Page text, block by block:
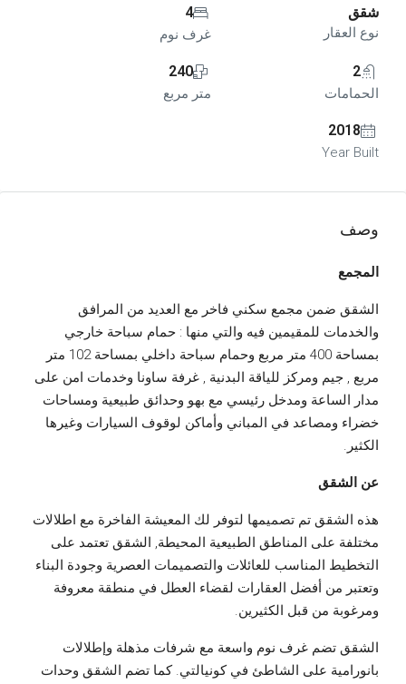
شقق
نوع العقار
4
غرف نوم
2
الحمامات
240
متر مربع
2018
Year Built
وصف
المجمع
الشقق ضمن مجمع سكني فاخر مع العديد من المرافق
والخدمات للمقيمين فيه والتي منها : حمام سباحة خارجي
بمساحة 400 متر مربع وحمام سباحة داخلي بمساحة 102 متر
مربع , جيم ومركز للياقة البدنية , غرفة ساونا وخدمات امن على
مدار الساعة ومدخل رئيسي مع بهو وحدائق طبيعية ومساحات
خضراء ومصاعد في المباني وأماكن لوقوف السيارات وغيرها
الكثير.
عن الشقق
هذه الشقق تم تصميمها لتوفر لك المعيشة الفاخرة مع اطلالات
مختلفة على المناطق الطبيعية المحيطة, الشقق تعتمد على
التخطيط المناسب للعائلات والتصميمات العصرية وجودة البناء
وتعتبر من أفضل العقارات لقضاء العطل في منطقة معروفة
ومرغوبة من قبل الكثيرين.
الشقق تضم غرف نوم واسعة مع شرفات مذهلة وإطلالات
بانورامية على الشاطئ في كونيالتي. كما تضم الشقق وحدات